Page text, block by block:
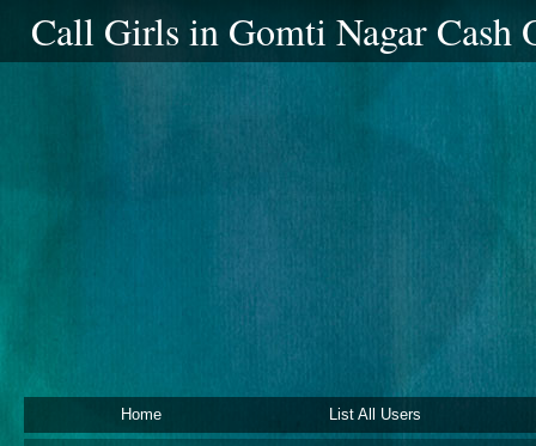
Call Girls in Gomti Nagar
Home List All Users